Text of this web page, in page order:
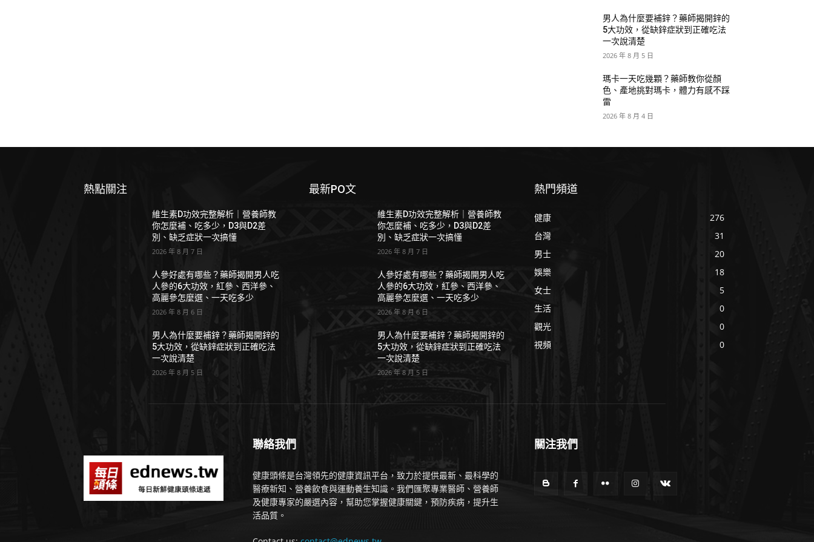
男人為什麼要補鋅？藥師揭開鋅的
5大功效，從缺鋅症狀到正確吃法
一次說清楚
2026 年 8 月 5 日
瑪卡一天吃幾顆？藥師教你從顏
色、產地挑對瑪卡，體力有感不踩
雷
2026 年 8 月 4 日
熱點關注
維生素D功效完整解析｜營養師教
你怎麼補、吃多少，D3與D2差
別、缺乏症狀一次搞懂
2026 年 8 月 7 日
人參好處有哪些？藥師揭開男人吃
人參的6大功效，紅參、西洋參、
高麗參怎麼選、一天吃多少
2026 年 8 月 6 日
男人為什麼要補鋅？藥師揭開鋅的
5大功效，從缺鋅症狀到正確吃法
一次說清楚
2026 年 8 月 5 日
最新PO文
維生素D功效完整解析｜營養師教
你怎麼補、吃多少，D3與D2差
別、缺乏症狀一次搞懂
2026 年 8 月 7 日
人參好處有哪些？藥師揭開男人吃
人參的6大功效，紅參、西洋參、
高麗參怎麼選、一天吃多少
2026 年 8 月 6 日
男人為什麼要補鋅？藥師揭開鋅的
5大功效，從缺鋅症狀到正確吃法
一次說清楚
2026 年 8 月 5 日
熱門頻道
健康
276
台灣
31
男士
20
娛樂
18
女士
5
生活
0
觀光
0
視頻
0
聯絡我們
健康頭條是台灣領先的健康資訊平台，致力於提供最新、最科學的
醫療新知、營養飲食與運動養生知識。我們匯聚專業醫師、營養師
及健康專家的嚴選內容，幫助您掌握健康關鍵，預防疾病，提升生
活品質。
關注我們